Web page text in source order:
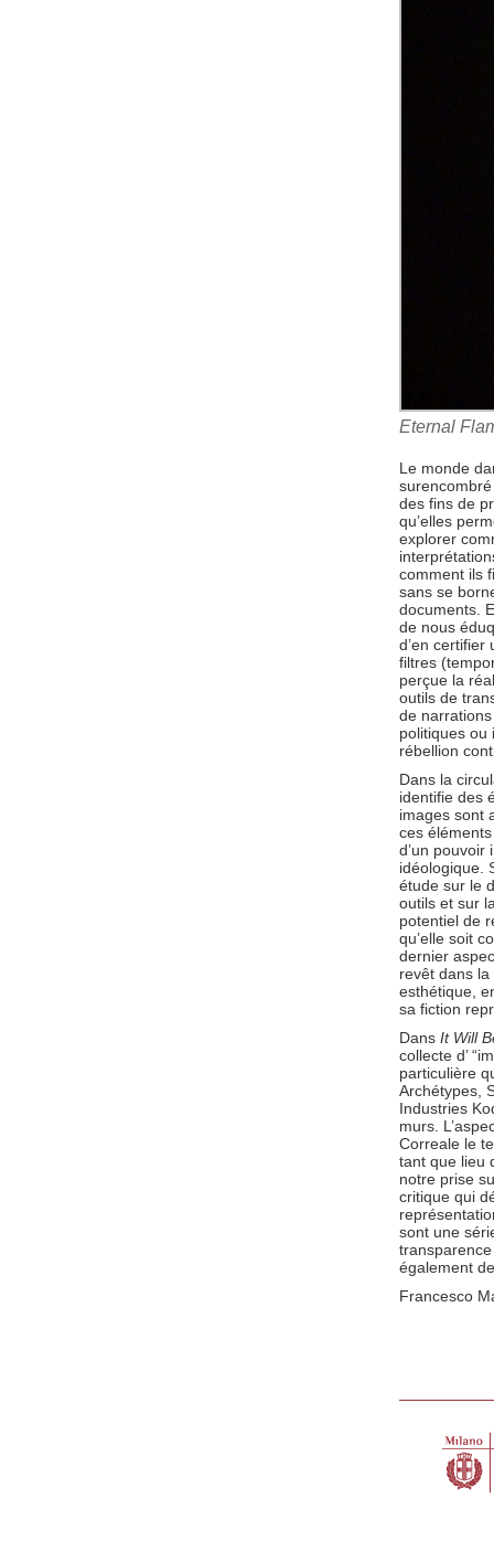
Eternal
Le monde
des fins de
qu’elles
explorer
comment ils
sans se
documents.
de nous
d’en certifier
filtres
perçue la
outils de
de
politiques ou
rébellion
Dans la
identifie des
images sont
ces
d’un pouvoir
idéologique.
étude sur le
outils et sur
potentiel de
qu’elle soit
dernier
revêt dans
esthétique,
sa fiction
Dans It Will
collecte d’
particulière
Archétypes,
Industries
murs.
Correale le
tant que lieu
notre prise
critique qui
sont une
également
Francesco